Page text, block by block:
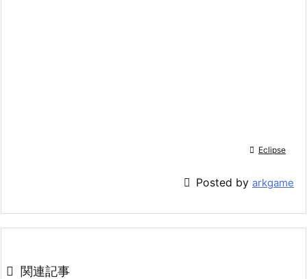
 Eclipse
 Posted by arkgame
 関連記事